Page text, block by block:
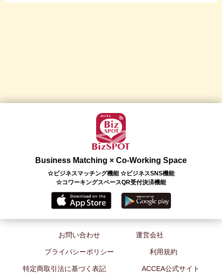
Business Matching × Co-Working Space
☆ビジネスマッチング機能 ☆ビジネスSNS機能
☆コワーキングスペースQR受付決済機能
お問い合わせ 運営会社
プライバシーポリシー 利用規約
特定商取引法に基づく表記 ACCEA公式サイト